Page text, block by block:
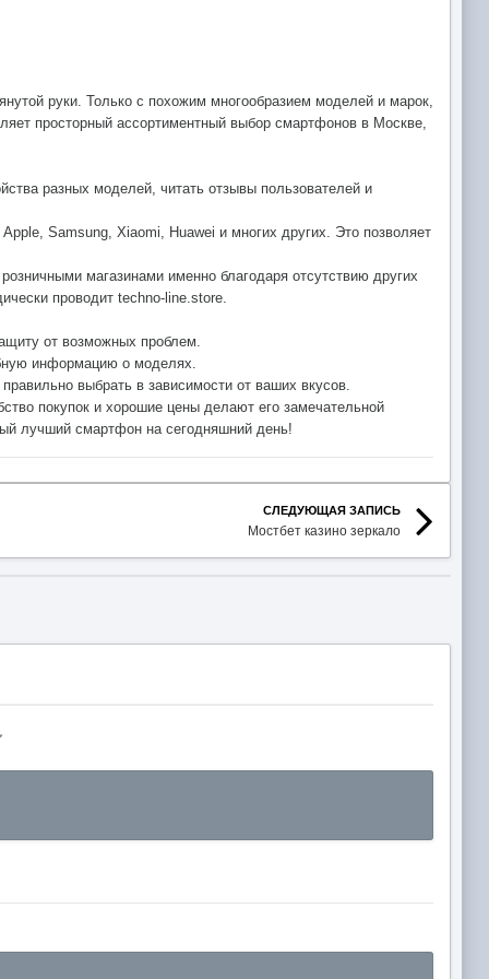
руки. Только с похожим многообразием моделей и марок,
просторный ассортиментный выбор смартфонов в Москве,
разных моделей, читать отзывы пользователей и
Samsung, Xiaomi, Huawei и многих других. Это позволяет
магазинами именно благодаря отсутствию других
проводит techno-line.store.
от возможных проблем.
информацию о моделях.
выбрать в зависимости от ваших вкусов.
покупок и хорошие цены делают его замечательной
лучший смартфон на сегодняшний день!
СЛЕДУЮЩАЯ ЗАПИСЬ
Мостбет казино зеркало